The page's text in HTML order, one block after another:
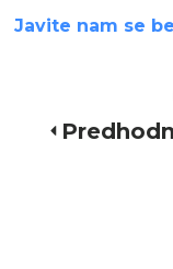
Javite nam se